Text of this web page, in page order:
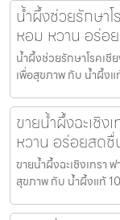
น้ำผึ้งช่วยรักษา
หอม หวาน อร่อ
น้ำผึ้งช่วยรักษาโรคเชี
เพื่อสุขภาพ กับ น้ำผึ้งแ
ขายน้ำผึ้งฉะเชิ
หวาน อร่อยสดชื่
ขายน้ำผึ้งฉะเชิงเทรา
สุขภาพ กับ น้ำผึ้งแท้